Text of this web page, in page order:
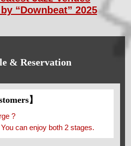
“Downbeat” 2025
& Reservation
】
?
can enjoy both 2 stages.